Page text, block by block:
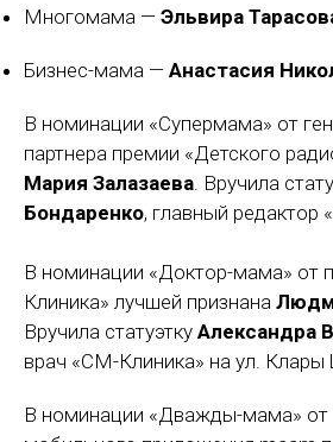
Многомама — Эльвира
Бизнес-мама — Анастасия
В номинации «Супермама» от
партнера премии «Детского
Мария Залазаева. Вручила
Бондаренко, главный редактор
В номинации «Доктор-мама» от
Клиника» лучшей признана
Вручила статуэтку Александра
врач «СМ-Клиника» на ул. Клары
В номинации «Дважды-мама» от